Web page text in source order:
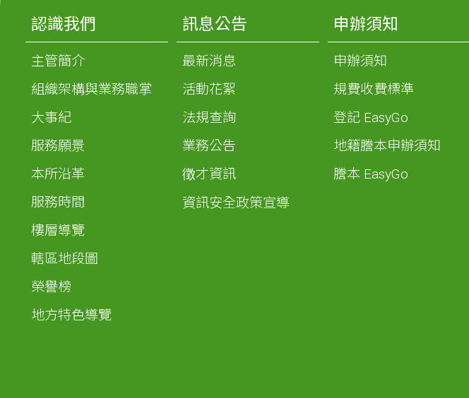
認識我們
主管簡介
組織架構與業務職掌
大事紀
服務願景
本所沿革
服務時間
樓層導覽
轄區地段圖
榮譽榜
地方特色導覽
訊息公告
最新消息
活動花絮
法規查詢
業務公告
徴才資訊
資訊安全政策宣導
申辦須知
申辦須知
規費收費標準
登記 EasyGo
地籍謄本申辦須知
謄本 EasyGo